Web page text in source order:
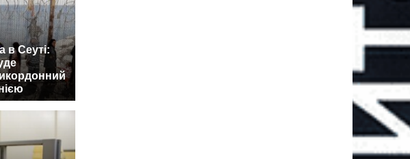
в Сеуті: